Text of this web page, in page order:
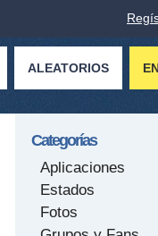
ALEATORIOS
Categorías
Aplicaciones
Estados
Fotos